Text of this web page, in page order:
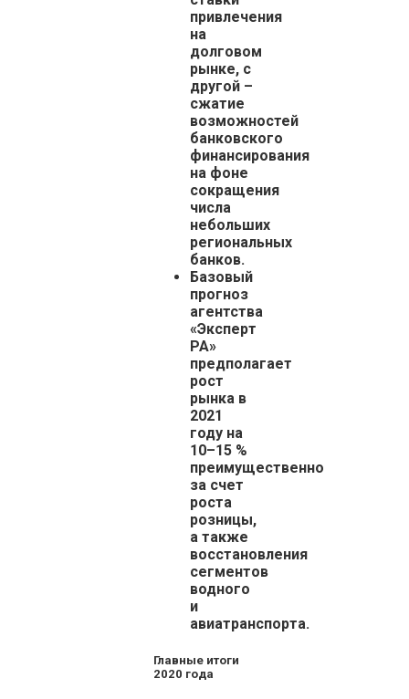
привлечения
на
долговом
рынке, с
другой –
сжатие
возможностей
банковского
финансирования
на фоне
сокращения
числа
небольших
региональных
банков.
Базовый
прогноз
агентства
«Эксперт
РА»
предполагает
рост
рынка в
2021
году на
10–15 %
преимущественно
за счет
роста
розницы,
а также
восстановления
сегментов
водного
и
авиатранспорта.
Главные итоги
2020 года